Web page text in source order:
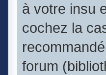
à votre insu
cochez la
forum